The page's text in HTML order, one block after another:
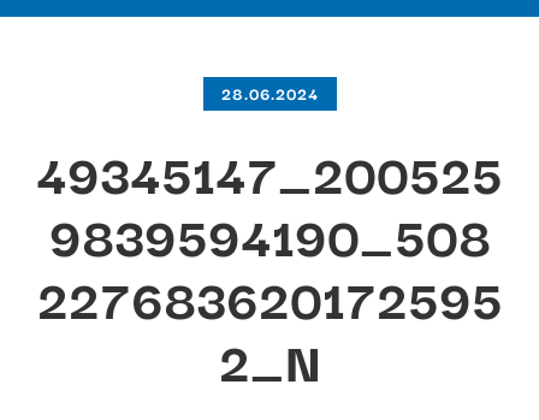
28.06.2024
49345147_200525
9839594190_508
227683620172595
2_N